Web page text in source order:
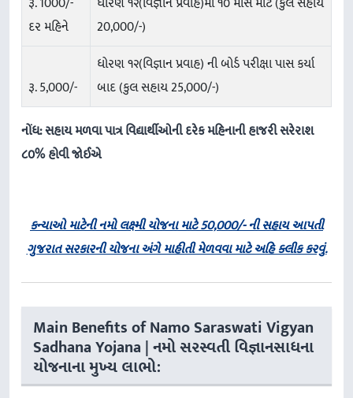
દર મહિને
20,000/-)
રૂ. 5,000/-
ધોરણ ૧૨(વિજ્ઞાન પ્રવાહ) ની બોર્ડ પરીક્ષા પાસ કર્યા
બાદ (કુલ સહાય 25,000/-)
નોંધ: સહાય મળવા પાત્ર વિદ્યાર્થીઓની દરેક મહિનાની હાજરી સરેરાશ
૮૦% હોવી જોઈએ
કન્યાઓ માટેની નમો લક્ષ્મી યોજના માટે 50,000/- ની સહાય આપતી
ગુજરાત સરકારની યોજના અંગે માહીતી મેળવવા માટે અહિ ક્લીક કરવું.
Main Benefits of Namo Saraswati Vigyan
Sadhana Yojana | નમો સરસ્વતી વિજ્ઞાનસાધના
યોજનાના મુખ્ય લાભો: